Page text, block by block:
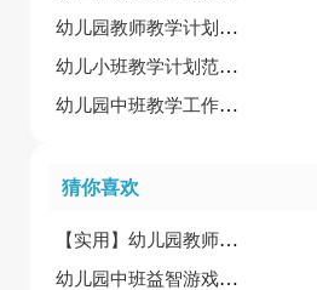
幼儿园教师教学计划汇总10篇
幼儿小班教学计划范文集锦六篇
幼儿园中班教学工作计划集合五篇
猜你喜欢
【实用】幼儿园教师自我介绍4篇
幼儿园中班益智游戏教案《小星星》